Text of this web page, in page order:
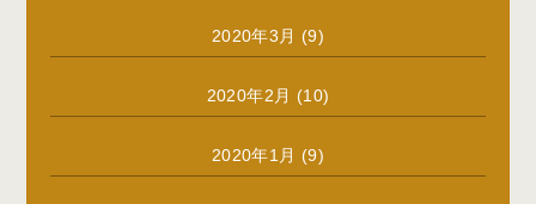
2020年3月 (9)
2020年2月 (10)
2020年1月 (9)